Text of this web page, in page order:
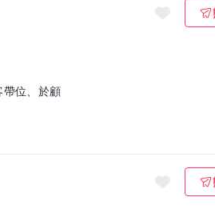
位、於顧